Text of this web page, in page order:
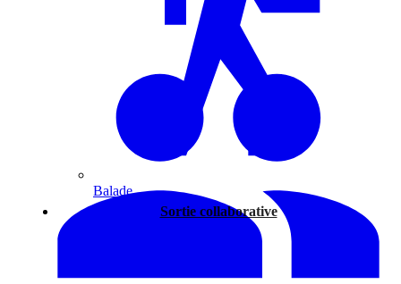
Balade
Sortie collaborative